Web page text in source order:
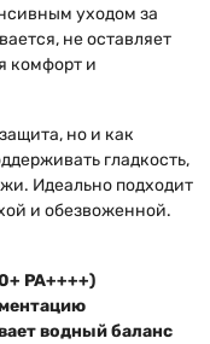
уходом за
не оставляет
комфорт и
но и как
гладкость,
Идеально подходит
и обезвоженной.
PA++++)
водный баланс